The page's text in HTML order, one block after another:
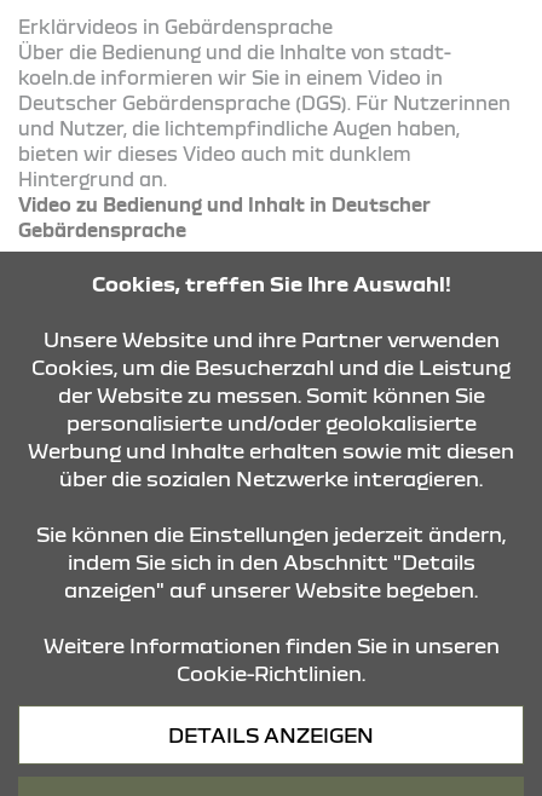
Erklärvideos in Gebärdensprache
Über die Bedienung und die Inhalte von stadt-
koeln.de informieren wir Sie in einem Video in
Deutscher Gebärdensprache (DGS). Für Nutzerinnen
und Nutzer, die lichtempfindliche Augen haben,
bieten wir dieses Video auch mit dunklem
Hintergrund an.
Video zu Bedienung und Inhalt in Deutscher
Gebärdensprache
KONTAKT & ANFAHRT
ÖFFNUNGSZEITEN
STANDORTE
Datenschutz
Cookies, treffen Sie Ihre Auswahl!
Unsere Website und ihre Partner verwenden
Cookies, um die Besucherzahl und die Leistung
der Website zu messen. Somit können Sie
personalisierte und/oder geolokalisierte
Werbung und Inhalte erhalten sowie mit diesen
über die sozialen Netzwerke interagieren.
Sie können die Einstellungen jederzeit ändern,
indem Sie sich in den Abschnitt "Details
anzeigen" auf unserer Website begeben.
Weitere Informationen finden Sie in unseren
Cookie-Richtlinien.
DETAILS ANZEIGEN